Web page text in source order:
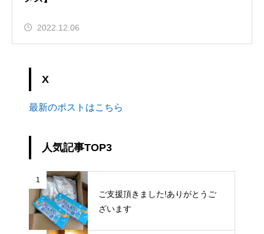
2022.12.06
X
最新のポストはこちら
人気記事TOP3
1
ご支援頂きました!ありがとうご
ざいます